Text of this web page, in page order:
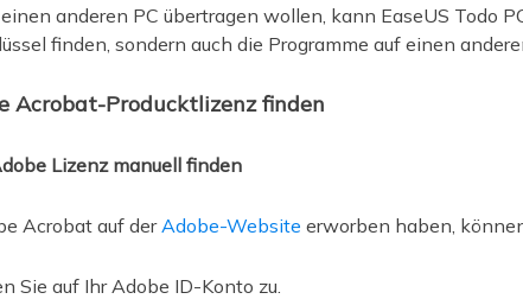
anderen PC übertragen wollen, kann EaseUS Todo
finden, sondern auch die Programme auf einen
Acrobat-Producktlizenz finden
Lizenz manuell finden
Acrobat auf derAdobe-Website erworben haben,
Sie auf Ihr Adobe ID-Konto zu.